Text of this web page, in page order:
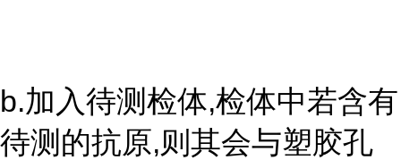
b.加入待测检体,检体中若含有
待测的抗原,则其会与塑胶孔